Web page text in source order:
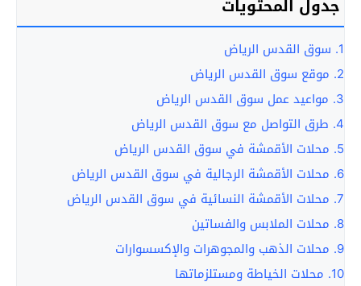
جدول المحتويات
1. سوق القدس الرياض
2. موقع سوق القدس الرياض
3. مواعيد عمل سوق القدس الرياض
4. طرق التواصل مع سوق القدس الرياض
5. محلات الأقمشة في سوق القدس الرياض
6. محلات الأقمشة الرجالية في سوق القدس الرياض
7. محلات الأقمشة النسائية في سوق القدس الرياض
8. محلات الملابس والفساتين
9. محلات الذهب والمجوهرات والإكسسوارات
10. محلات الخياطة ومستلزماتها